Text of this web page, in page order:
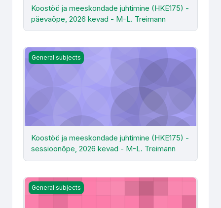
Koostöö ja meeskondade juhtimine (HKE175) -
päevaõpe, 2026 kevad - M-L. Treimann
Koostöö ja meeskondade juhtimine (HKE175) -
General subjects
Koostöö ja meeskondade juhtimine (HKE175) -
sessioonõpe, 2026 kevad - M-L. Treimann
Koostöö ja meeskondade juhtimine (HKE175)- M.
General subjects